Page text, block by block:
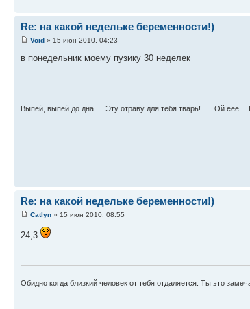
Re: на какой недельке беременности!)
Void » 15 июн 2010, 04:23
в понедельник моему пузику 30 неделек
Выпей, выпей до дна…. Эту отраву для тебя тварь! …. Ой ёёё…
Re: на какой недельке беременности!)
Catlyn » 15 июн 2010, 08:55
24,3
Обидно когда близкий человек от тебя отдаляется. Ты это